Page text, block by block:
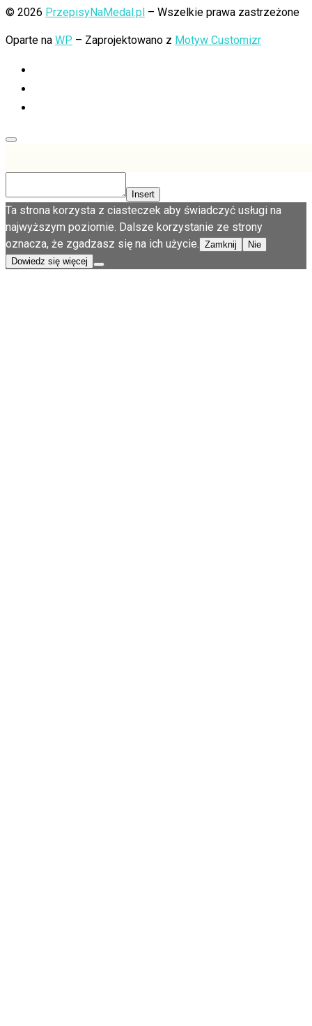
© 2026 PrzepisyNaMedal.pl – Wszelkie prawa zastrzeżone
Oparte na WP – Zaprojektowano z Motyw Customizr
Insert
Ta strona korzysta z ciasteczek aby świadczyć usługi na
najwyższym poziomie. Dalsze korzystanie ze strony
oznacza, że zgadzasz się na ich użycie. Zamknij
Nie
Dowiedz się więcej